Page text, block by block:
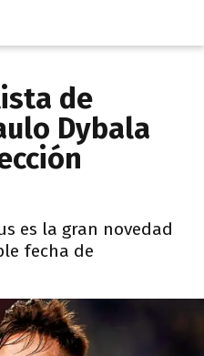
de
Dybala
es la gran novedad
fecha de